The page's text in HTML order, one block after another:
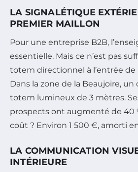
LA SIGNALÉTIQUE
PREMIER MAILLON
Pour une entreprise B2B,
essentielle. Mais ce n’est pas
totem directionnel à l’entrée de
Dans la zone de la Beaujoire,
totem lumineux de 3 mètres.
prospects ont augmenté de 40
coût ? Environ 1 500 €, amorti
LA COMMUNICATION
INTÉRIEURE